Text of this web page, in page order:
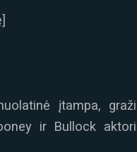
įtampa,
ir Bullock